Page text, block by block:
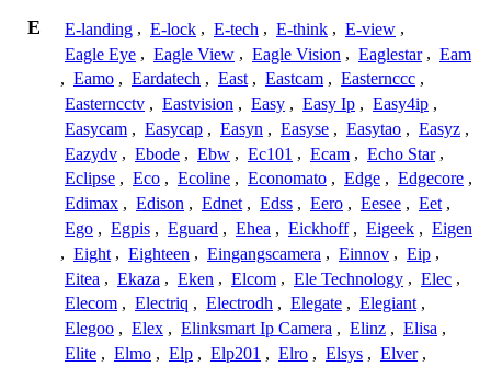
E E-landing , E-lock , E-tech , E-think , E-view ,
Eagle Eye , Eagle View , Eagle Vision , Eaglestar , Eam
, Eamo , Eardatech , East , Eastcam , Easternccc ,
Easterncctv , Eastvision , Easy , Easy Ip , Easy4ip ,
Easycam , Easycap , Easyn , Easyse , Easytao , Easyz ,
Eazydv , Ebode , Ebw , Ec101 , Ecam , Echo Star ,
Eclipse , Eco , Ecoline , Economato , Edge , Edgecore ,
Edimax , Edison , Ednet , Edss , Eero , Eesee , Eet ,
Ego , Egpis , Eguard , Ehea , Eickhoff , Eigeek , Eigen
, Eight , Eighteen , Eingangscamera , Einnov , Eip ,
Eitea , Ekaza , Eken , Elcom , Ele Technology , Elec ,
Elecom , Electriq , Electrodh , Elegate , Elegiant ,
Elegoo , Elex , Elinksmart Ip Camera , Elinz , Elisa ,
Elite , Elmo , Elp , Elp201 , Elro , Elsys , Elver ,